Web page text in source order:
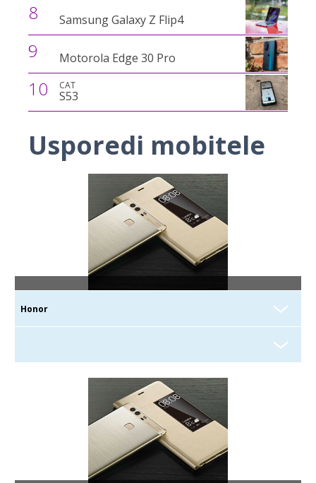
8 Samsung Galaxy Z Flip4
9 Motorola Edge 30 Pro
10 CAT
S53
Usporedi mobitele